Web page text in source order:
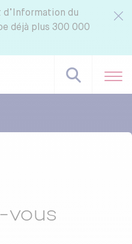
d’Information du
déjà plus 300 000
vous